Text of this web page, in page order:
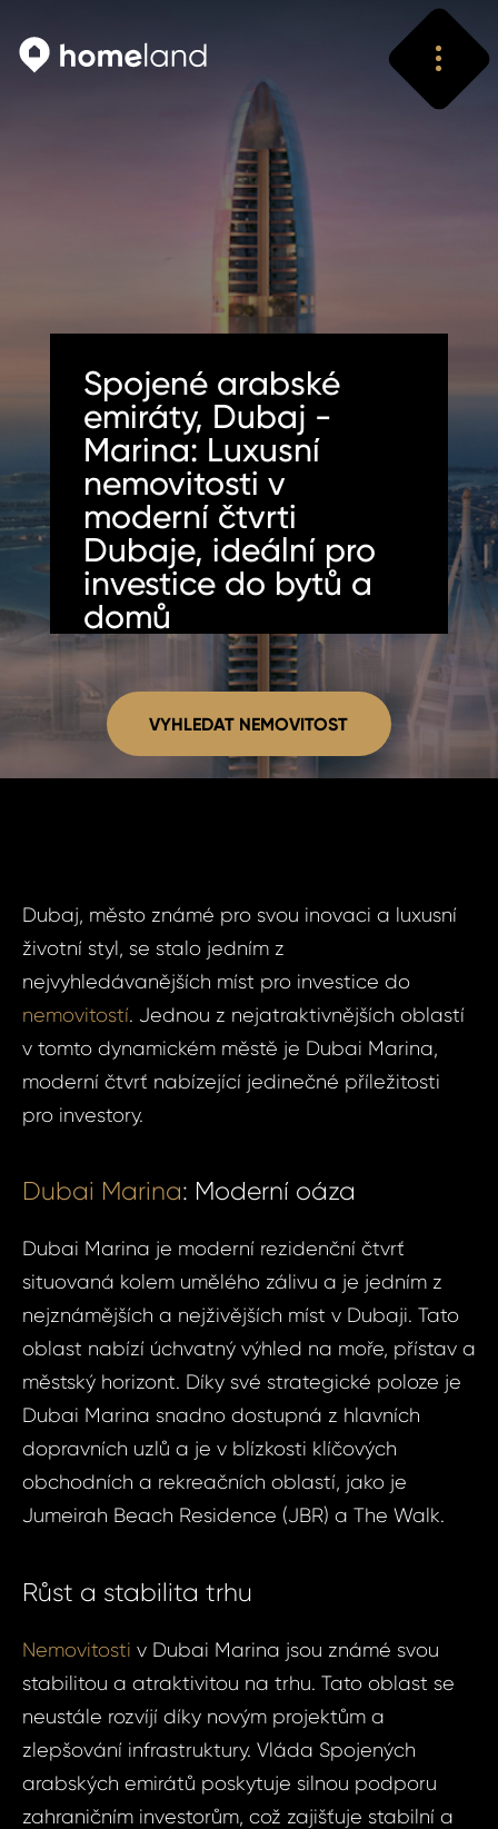
Spojené arabské
emiráty, Dubaj -
Marina: Luxusní
nemovitosti v
moderní čtvrti
Dubaje, ideální pro
investice do bytů a
domů
VYHLEDAT NEMOVITOST
Dubaj, město známé pro svou inovaci a luxusní
životní styl, se stalo jedním z
nejvyhledávanějších míst pro investice do
nemovitostí. Jednou z nejatraktivnějších oblastí
v tomto dynamickém městě je Dubai Marina,
moderní čtvrť nabízející jedinečné příležitosti
pro investory.
Dubai Marina: Moderní oáza
Dubai Marina je moderní rezidenční čtvrť
situovaná kolem umělého zálivu a je jedním z
nejznámějších a nejživějších míst v Dubaji. Tato
oblast nabízí úchvatný výhled na moře, přístav a
městský horizont. Díky své strategické poloze je
Dubai Marina snadno dostupná z hlavních
dopravních uzlů a je v blízkosti klíčových
obchodních a rekreačních oblastí, jako je
Jumeirah Beach Residence (JBR) a The Walk.
Růst a stabilita trhu
Nemovitosti v Dubai Marina jsou známé svou
stabilitou a atraktivitou na trhu. Tato oblast se
neustále rozvíjí díky novým projektům a
zlepšování infrastruktury. Vláda Spojených
arabských emirátů poskytuje silnou podporu
zahraničním investorům, což zajišťuje stabilní a